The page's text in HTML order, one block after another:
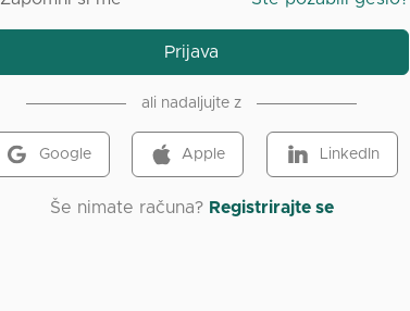
Prijava
ali nadaljujte z
Google Apple LinkedIn
Še nimate računa? Registrirajte se